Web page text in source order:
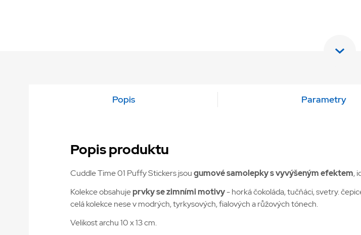
Popis Parametry
Popis produktu
Cuddle Time 01 Puffy Stickers jsougumové samolepky s vyvýšeným efektem,
Kolekce obsahujeprvky se zimními motivy- horká čokoláda, tučňáci, svetry.
celá kolekce nese v modrých, tyrkysových, fialových a růžových tónech.
Velikost archu 10 x 13 cm.